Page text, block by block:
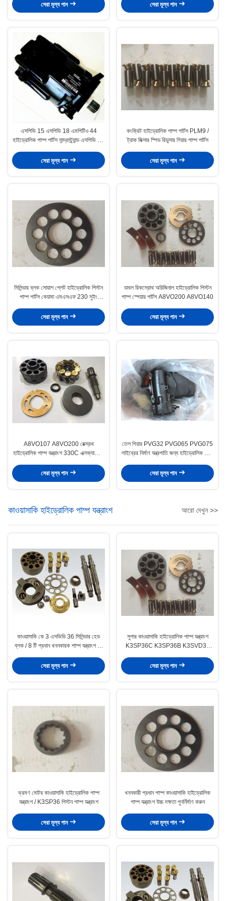
সেরা মূল্য পান
সেরা মূল্য পান
এসপিভি 15 এসপিভি 18 এমপিটিও 44
হাইড্রোলিক পাম্প পার্টস সান্দ্রস্ট্র্যান্ড এসপিভি 27
সেরা মূল্য পান
কংক্রিট হাইড্রোলিক পাম্প পার্টস PLM9 /
ট্রাক মিক্সার স্পিড রিডুসার গিয়ার পাম্প পার্টস
সেরা মূল্য পান
সিলিন্ডার ব্লক সোয়াশ প্লেট হাইড্রোলিক পিস্টন
পাম্প পার্টস কেয়াবা এমএসএফ 230 সুইং
সেরা মূল্য পান
ডাবল রিকস্রোথ অরিজিনাল হাইড্রোলিক পিস্টন
পাম্প স্পেয়ার পার্টস A8VO200 A8VO140
সেরা মূল্য পান
A8VO107 A8VO200 রেক্স্রথ
হাইড্রোলিক পাম্প যন্ত্রাংশ 330C এক্সক্যাসেটর
সেরা মূল্য পান
তেল গিয়ার PVG32 PVG065 PVG075
লাইব্রের নির্মাণ যন্ত্রপাতি জন্য হাইড্রোলিক পাম্প
সেরা মূল্য পান
কাওয়াসাকি হাইড্রোলিক পাম্প যন্ত্রাংশ আরো দেখুন >>
কাওয়াসাকি কে 3 এসভিডি 36 সিলিন্ডার হেড
ব্লক / 8 টি প্রধান খননকারক পাম্প যন্ত্রাংশ কে
সেরা মূল্য পান
সুপার কাওয়াসাকি হাইড্রোলিক পাম্প যন্ত্রাংশ
K3SP36C K3SP36B K3SVD36
সেরা মূল্য পান
ভ্রমণ মোটর কাওয়াসাকি হাইড্রোলিক পাম্প
যন্ত্রাংশ / K3SP36 পিস্টন পাম্প যন্ত্রাংশ
সেরা মূল্য পান
খননকারী প্রধান পাম্প কাওয়াসাকি হাইড্রোলিক
পাম্প যন্ত্রাংশ উচ্চ দক্ষতা পুনর্নির্মাণ করুন
সেরা মূল্য পান